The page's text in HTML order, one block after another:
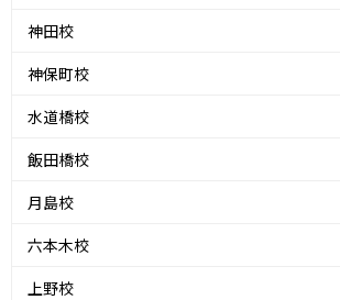
神田校
神保町校
水道橋校
飯田橋校
月島校
六本木校
上野校